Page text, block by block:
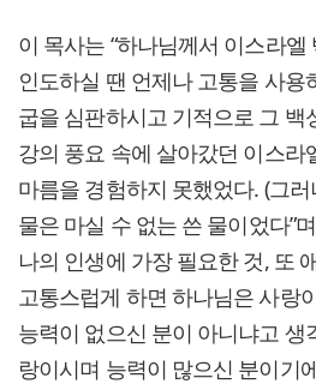
이 목사는 “하나님께서 이스라
인도하실 땐 언제나 고통을 사용
굽을 심판하시고 기적으로 그 백
강의 풍요 속에 살아갔던 이스라
마름을 경험하지 못했었다. (그
물은 마실 수 없는 쓴 물이었다”
나의 인생에 가장 필요한 것, 또
고통스럽게 하면 하나님은 사랑
능력이 없으신 분이 아니냐고 생
랑이시며 능력이 많으신 분이기